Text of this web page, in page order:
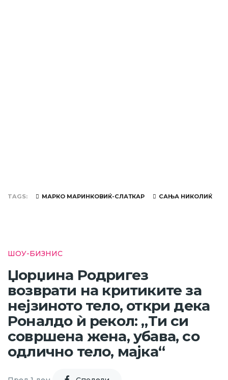
TAGS МАРКО МАРИНКОВИЌ-СЛАТКАР САЊА НИКОЛИЌ
ШОУ-БИЗНИС
Џорџина Родригез
возврати на критиките за
нејзиното тело, откри дека
Роналдо ѝ рекол: „Ти си
совршена жена, убава, со
одлично тело, мајка“